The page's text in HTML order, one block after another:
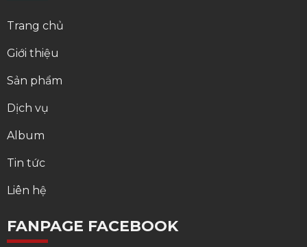
Trang chủ
Giới thiệu
Sản phẩm
Dịch vụ
Album
Tin tức
Liên hệ
FANPAGE FACEBOOK